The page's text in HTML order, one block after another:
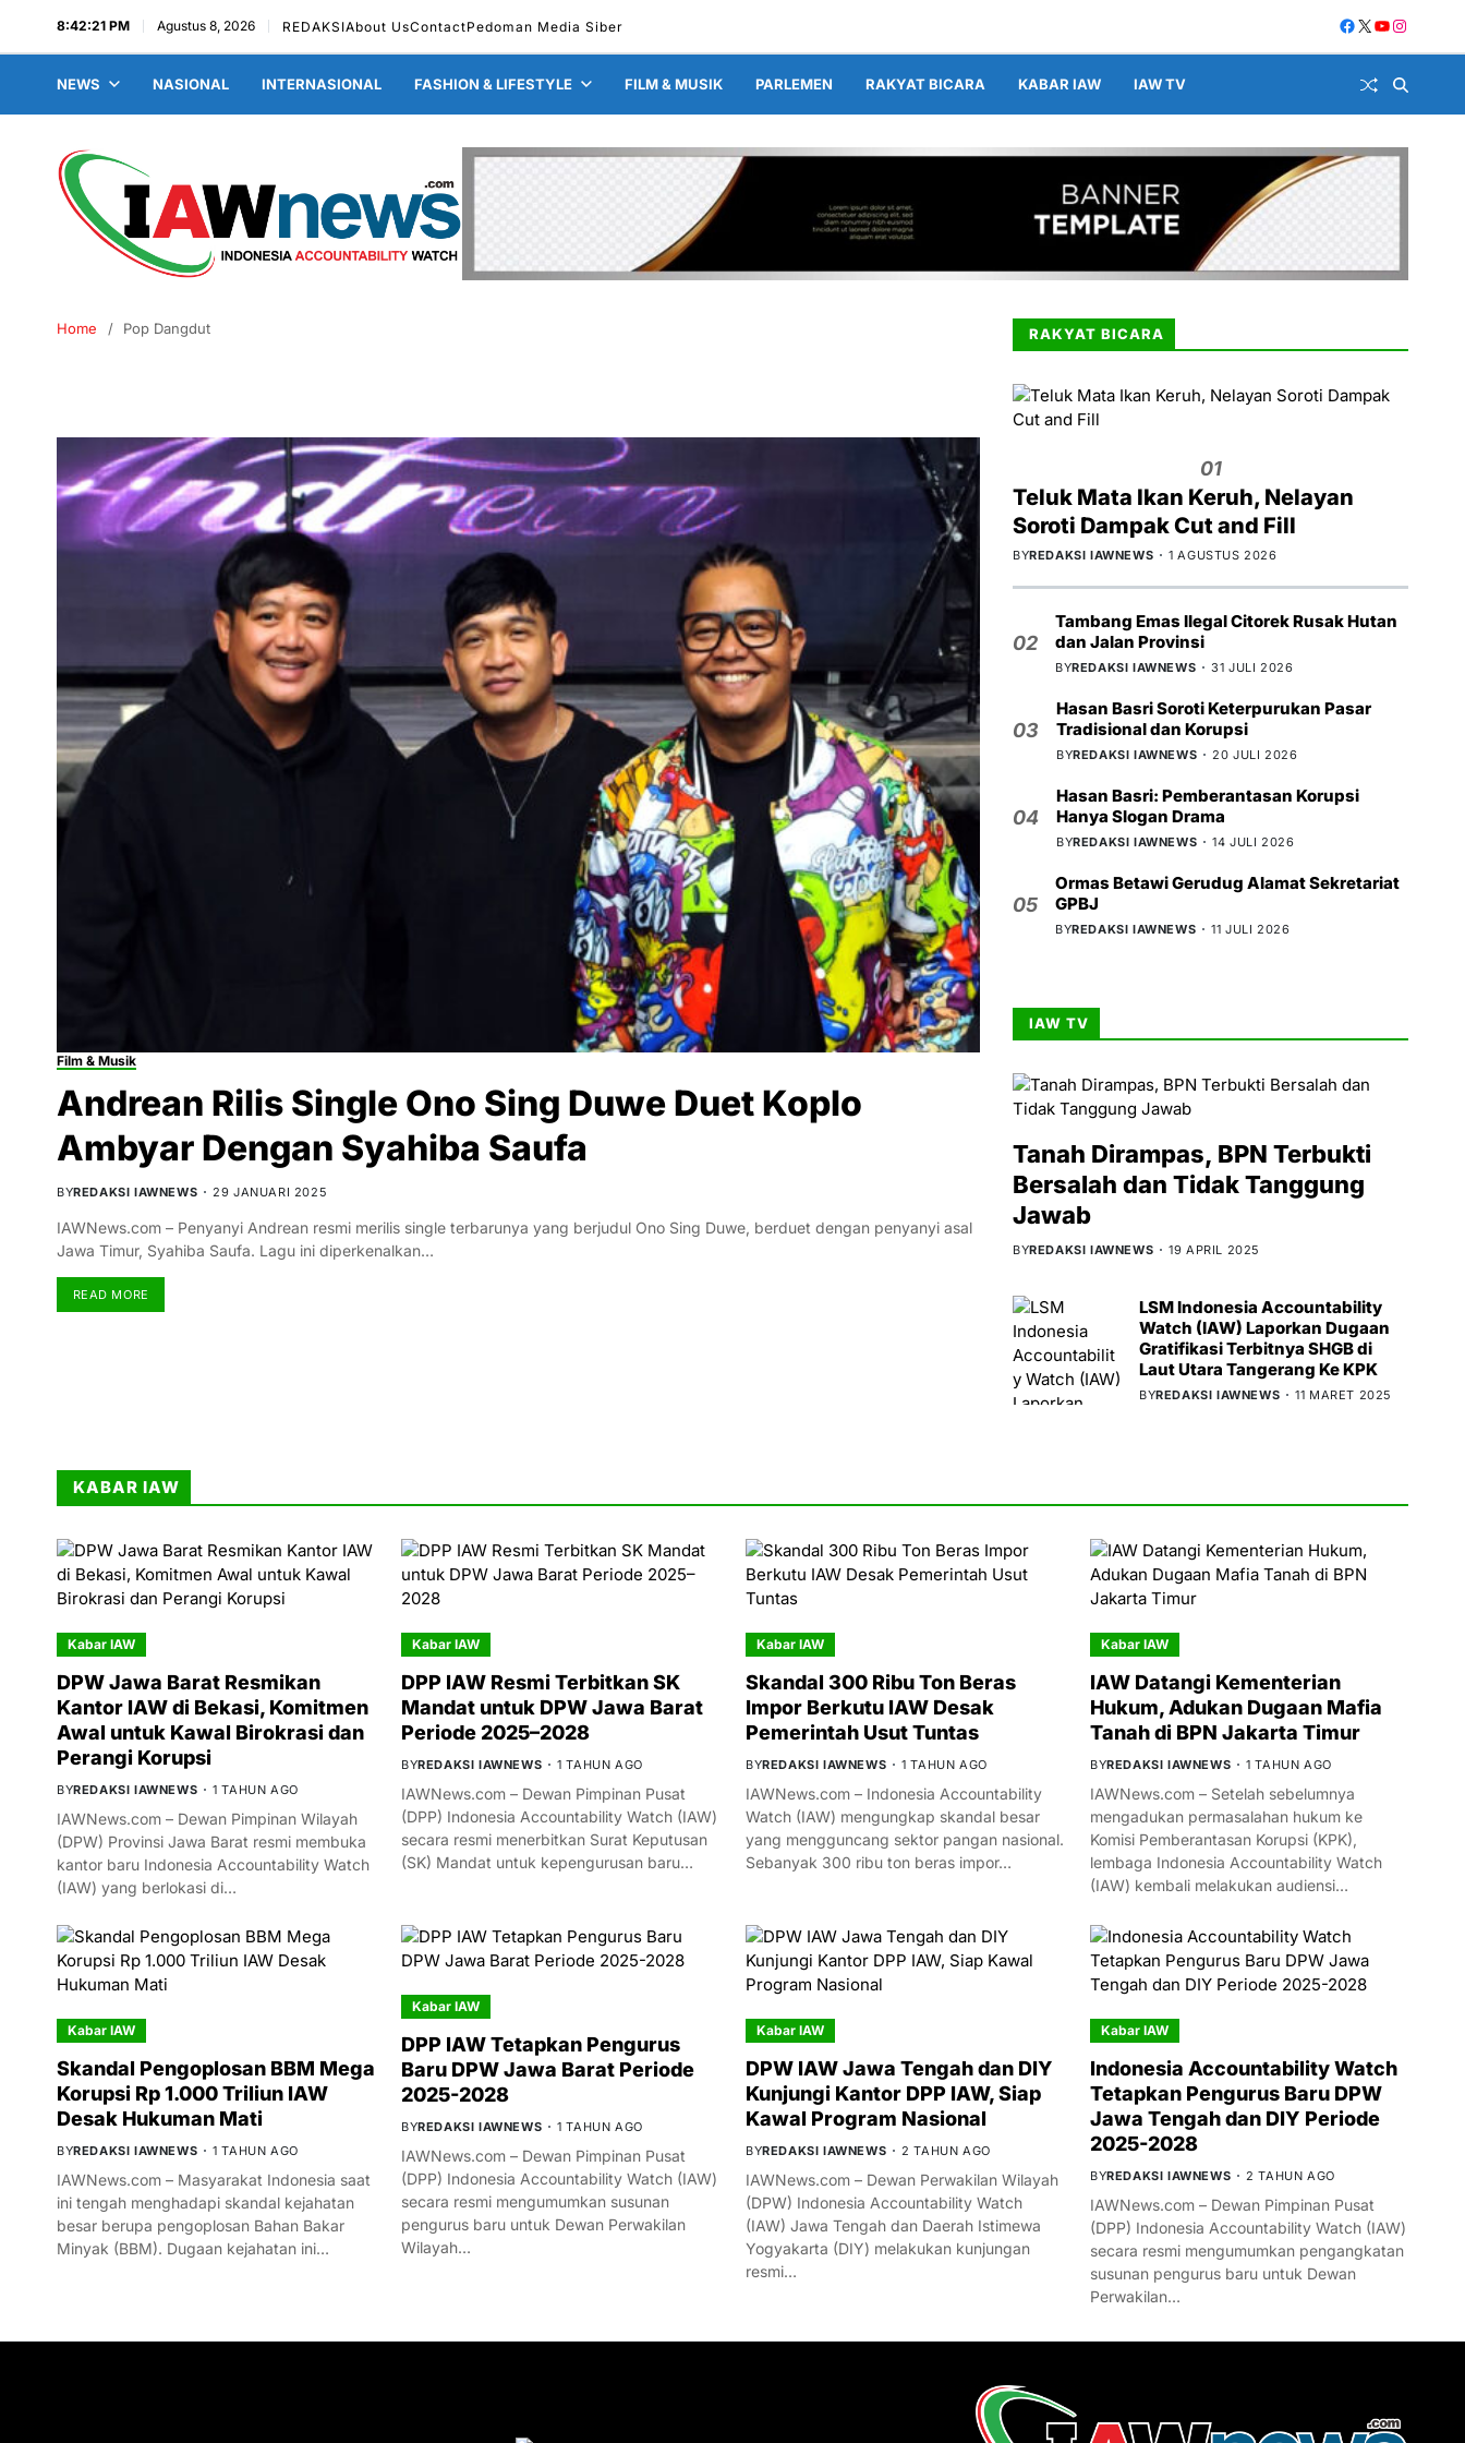
8:42:22 PM Agustus 8, 2026 REDAKSIAbout UsContactPedoman Media Siber
NEWS NASIONAL INTERNASIONAL FASHION & LIFESTYLE FILM & MUSIK PARLEMEN RAKYAT BICARA KABAR IAW IAW TV
Home Pop Dangdut
Film & Musik
Andrean Rilis Single Ono Sing Duwe Duet Koplo
Ambyar Dengan Syahiba Saufa
BYREDAKSI IAWNEWS 29 JANUARI 2025
IAWNews.com – Penyanyi Andrean resmi merilis single terbarunya yang berjudul Ono Sing Duwe, berduet dengan penyanyi asal
Jawa Timur, Syahiba Saufa. Lagu ini diperkenalkan…
READ MORE
RAKYAT BICARA
01
Teluk Mata Ikan Keruh, Nelayan
Soroti Dampak Cut and Fill
BYREDAKSI IAWNEWS 1 AGUSTUS 2026
02
Tambang Emas Ilegal Citorek Rusak Hutan
dan Jalan Provinsi
BYREDAKSI IAWNEWS 31 JULI 2026
03
Hasan Basri Soroti Keterpurukan Pasar
Tradisional dan Korupsi
BYREDAKSI IAWNEWS 20 JULI 2026
04
Hasan Basri: Pemberantasan Korupsi
Hanya Slogan Drama
BYREDAKSI IAWNEWS 14 JULI 2026
05
Ormas Betawi Gerudug Alamat Sekretariat
GPBJ
BYREDAKSI IAWNEWS 11 JULI 2026
IAW TV
Tanah Dirampas, BPN Terbukti
Bersalah dan Tidak Tanggung
Jawab
BYREDAKSI IAWNEWS 19 APRIL 2025
LSM Indonesia Accountability
Watch (IAW) Laporkan Dugaan
Gratifikasi Terbitnya SHGB di
Laut Utara Tangerang Ke KPK
BYREDAKSI IAWNEWS 11 MARET 2025
KABAR IAW
Kabar IAW
DPW Jawa Barat Resmikan
Kantor IAW di Bekasi, Komitmen
Awal untuk Kawal Birokrasi dan
Perangi Korupsi
BYREDAKSI IAWNEWS 1 TAHUN AGO
IAWNews.com – Dewan Pimpinan Wilayah
(DPW) Provinsi Jawa Barat resmi membuka
kantor baru Indonesia Accountability Watch
(IAW) yang berlokasi di…
Kabar IAW
DPP IAW Resmi Terbitkan SK
Mandat untuk DPW Jawa Barat
Periode 2025–2028
BYREDAKSI IAWNEWS 1 TAHUN AGO
IAWNews.com – Dewan Pimpinan Pusat
(DPP) Indonesia Accountability Watch (IAW)
secara resmi menerbitkan Surat Keputusan
(SK) Mandat untuk kepengurusan baru…
Kabar IAW
Skandal 300 Ribu Ton Beras
Impor Berkutu IAW Desak
Pemerintah Usut Tuntas
BYREDAKSI IAWNEWS 1 TAHUN AGO
IAWNews.com – Indonesia Accountability
Watch (IAW) mengungkap skandal besar
yang mengguncang sektor pangan nasional.
Sebanyak 300 ribu ton beras impor…
Kabar IAW
IAW Datangi Kementerian
Hukum, Adukan Dugaan Mafia
Tanah di BPN Jakarta Timur
BYREDAKSI IAWNEWS 1 TAHUN AGO
IAWNews.com – Setelah sebelumnya
mengadukan permasalahan hukum ke
Komisi Pemberantasan Korupsi (KPK),
lembaga Indonesia Accountability Watch
(IAW) kembali melakukan audiensi…
Kabar IAW
Skandal Pengoplosan BBM Mega
Korupsi Rp 1.000 Triliun IAW
Desak Hukuman Mati
BYREDAKSI IAWNEWS 1 TAHUN AGO
IAWNews.com – Masyarakat Indonesia saat
ini tengah menghadapi skandal kejahatan
besar berupa pengoplosan Bahan Bakar
Minyak (BBM). Dugaan kejahatan ini…
Kabar IAW
DPP IAW Tetapkan Pengurus
Baru DPW Jawa Barat Periode
2025-2028
BYREDAKSI IAWNEWS 1 TAHUN AGO
IAWNews.com – Dewan Pimpinan Pusat
(DPP) Indonesia Accountability Watch (IAW)
secara resmi mengumumkan susunan
pengurus baru untuk Dewan Perwakilan
Wilayah…
Kabar IAW
DPW IAW Jawa Tengah dan DIY
Kunjungi Kantor DPP IAW, Siap
Kawal Program Nasional
BYREDAKSI IAWNEWS 2 TAHUN AGO
IAWNews.com – Dewan Perwakilan Wilayah
(DPW) Indonesia Accountability Watch
(IAW) Jawa Tengah dan Daerah Istimewa
Yogyakarta (DIY) melakukan kunjungan
resmi…
Kabar IAW
Indonesia Accountability Watch
Tetapkan Pengurus Baru DPW
Jawa Tengah dan DIY Periode
2025-2028
BYREDAKSI IAWNEWS 2 TAHUN AGO
IAWNews.com – Dewan Pimpinan Pusat
(DPP) Indonesia Accountability Watch (IAW)
secara resmi mengumumkan pengangkatan
susunan pengurus baru untuk Dewan
Perwakilan…